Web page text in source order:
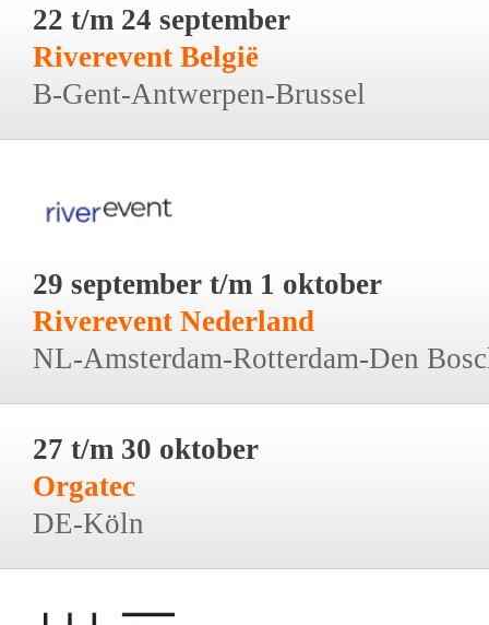
22 t/m 24 september
Riverevent België
B-Gent-Antwerpen-Brussel
29 september t/m 1 oktober
Riverevent Nederland
NL-Amsterdam-Rotterdam-Den
27 t/m 30 oktober
Orgatec
DE-Köln